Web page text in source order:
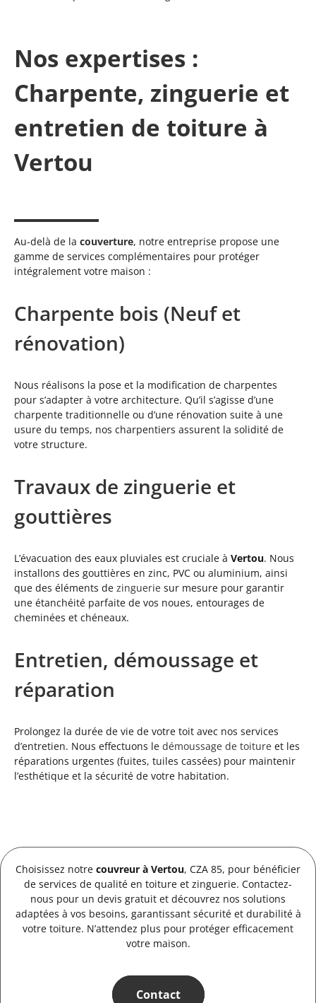
Nos expertises :
Charpente, zinguerie et
entretien de toiture à
Vertou
Au-delà de la couverture, notre entreprise propose une
gamme de services complémentaires pour protéger
intégralement votre maison :
Charpente bois (Neuf et
rénovation)
Nous réalisons la pose et la modification de charpentes
pour s’adapter à votre architecture. Qu’il s’agisse d’une
charpente traditionnelle ou d’une rénovation suite à une
usure du temps, nos charpentiers assurent la solidité de
votre structure.
Travaux de zinguerie et
gouttières
L’évacuation des eaux pluviales est cruciale à Vertou. Nous
installons des gouttières en zinc, PVC ou aluminium, ainsi
que des éléments de zingueriesur mesure pour garantir
une étanchéité parfaite de vos noues, entourages de
cheminées et chéneaux.
Entretien, démoussage et
réparation
Prolongez la durée de vie de votre toit avec nos services
d’entretien. Nous effectuons le démoussage de toitureet les
réparations urgentes (fuites, tuiles cassées) pour maintenir
l’esthétique et la sécurité de votre habitation.
Choisissez notre couvreur à Vertou, CZA 85, pour bénéficier
de services de qualité en toiture et zinguerie. Contactez-
nous pour un devis gratuit et découvrez nos solutions
adaptées à vos besoins, garantissant sécurité et durabilité à
votre toiture. N’attendez plus pour protéger efficacement
votre maison.
Contact